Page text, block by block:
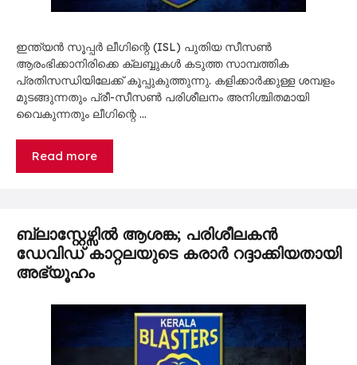
ഇന്ത്യൻ സൂപ്പർ ലീഗിന്റെ (ISL) പുതിയ സീസൺ
ആരംഭിക്കാനിരിക്കെ ക്ലബ്ബുകൾ കടുത്ത സാമ്പത്തിക
പ്രതിസന്ധിയിലേക്ക് കൂപ്പുകുത്തുന്നു. കളിക്കാർക്കുള്ള ശമ്പളം
മുടങ്ങുന്നതും പ്രീ-സീസൺ പരിശീലനം അനിശ്ചിതമായി
വൈകുന്നതും ലീഗിന്റെ …
Read more
ബ്ലാസ്റ്റേഴ്സിൽ ആശങ്ക; പരിശീലകൻ
ഡേവിഡ് കാറ്റലയുടെ കരാർ റദ്ദാക്കിയതായി
അഭ്യൂഹം